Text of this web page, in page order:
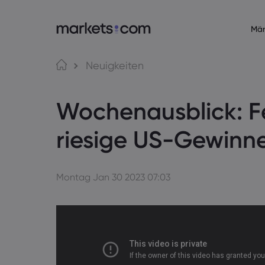
App
MT4
MT5
Social
Globales Angebot
Unsere Gruppe
Impressum
Auszeichnungen und Medien
Neuigkeiten
Wochenausblick:
riesige US-
Montag Jan 30 2023 07:03